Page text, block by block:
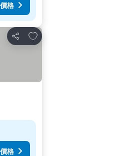
格
分享
加入我的最愛
格